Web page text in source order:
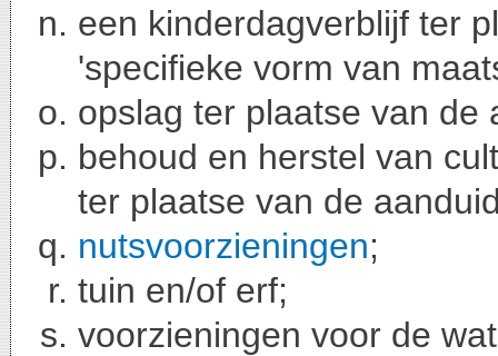
een kinderdagverblijf ter
'specifieke vorm van
opslag ter plaatse van de
behoud en herstel van
ter plaatse van de
nutsvoorzieningen;
tuin en/of erf;
voorzieningen voor de